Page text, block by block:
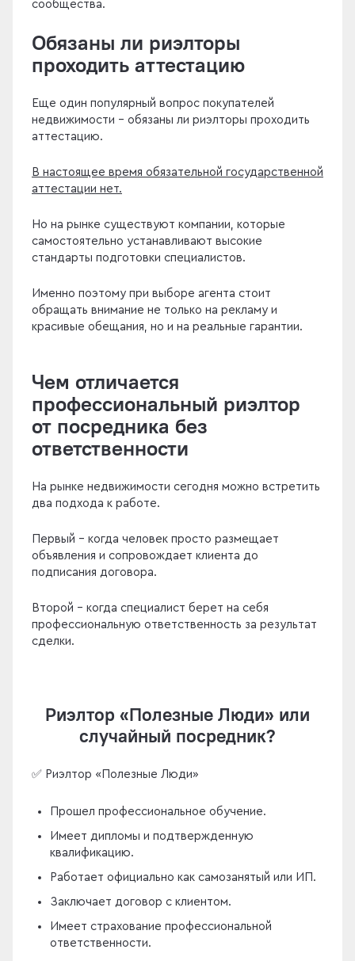
сообщества.
Обязаны ли риэлторы
проходить аттестацию
Еще один популярный вопрос покупателей
недвижимости - обязаны ли риэлторы проходить
аттестацию.
В настоящее время обязательной государственной
аттестации нет.
Но на рынке существуют компании, которые
самостоятельно устанавливают высокие
стандарты подготовки специалистов.
Именно поэтому при выборе агента стоит
обращать внимание не только на рекламу и
красивые обещания, но и на реальные гарантии.
Чем отличается
профессиональный риэлтор
от посредника без
ответственности
На рынке недвижимости сегодня можно встретить
два подхода к работе.
Первый - когда человек просто размещает
объявления и сопровождает клиента до
подписания договора.
Второй - когда специалист берет на себя
профессиональную ответственность за результат
сделки.
Риэлтор «Полезные Люди» или
случайный посредник?
✅ Риэлтор «Полезные Люди»
Прошел профессиональное обучение.
Имеет дипломы и подтвержденную
квалификацию.
Работает официально как самозанятый или ИП.
Заключает договор с клиентом.
Имеет страхование профессиональной
ответственности.